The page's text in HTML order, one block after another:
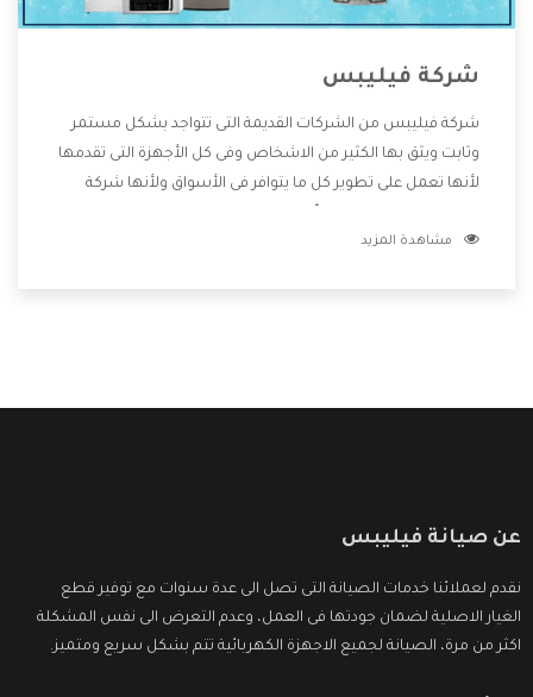
شركة فيليبس
شركة فيليبس من الشركات القديمة التى تتواجد بشكل مستمر
وثابت ويثق بها الكثير من الاشخاص وفى كل الأجهزة التى تقدمها
لأنها تعمل على تطوير كل ما يتوافر فى الأسواق ولأنها شركة
وتقدم للعملاء أقوى العروض والخصومات التى تسهل على
مشاهدة المزيد
عن صيانة فيليبس
نقدم لعملائنا خدمات الصيانة التى تصل الى عدة سنوات مع توفير قطع
الغيار الاصلية لضمان جودتها فى العمل، وعدم التعرض الى نفس المشكلة
اكثر من مرة، الصيانة لجميع الاجهزة الكهربائية تتم بشكل سريع ومتميز.